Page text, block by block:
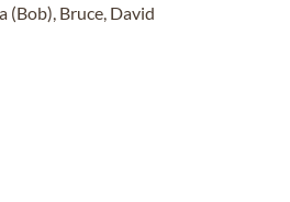
(Bob), Bruce, David